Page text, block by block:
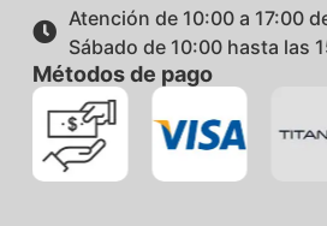
Atención de 10:00 a 17:00
Sábado de 10:00 hasta las
Métodos de pago